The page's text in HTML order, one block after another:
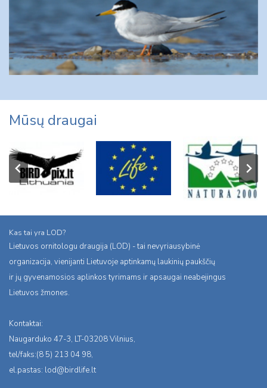
Mūsų draugai
Kas tai yra LOD?
Lietuvos ornitologu draugija (LOD) - tai nevyriausybinė
organizacija, vienijanti Lietuvoje aptinkamų laukinių paukščių
ir jų gyvenamosios aplinkos tyrimams ir apsaugai neabejingus
Lietuvos žmones.
Kontaktai:
Naugarduko 47-3, LT-03208 Vilnius,
tel/faks:(8 5) 213 04 98,
el.pastas: lod@birdlife.lt